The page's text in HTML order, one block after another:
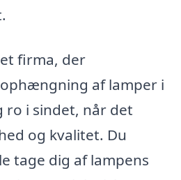
firma, der
af lamper i
ro i sindet, når det
og kvalitet. Du
tage dig af lampens